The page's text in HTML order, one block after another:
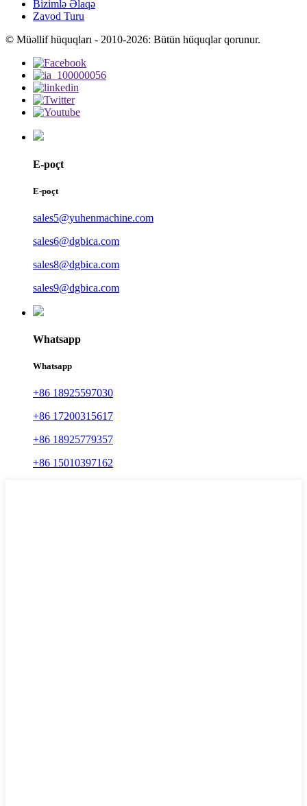
Bizimlə Əlaqə
Zavod Turu
© Müəllif hüquqları - 2010-2026: Bütün hüquqlar qorunur.
E-poçt
E-poçt
sales5@yuhenmachine.com
sales6@dgbica.com
sales8@dgbica.com
sales9@dgbica.com
Whatsapp
Whatsapp
+86 18925597030
+86 17200315617
+86 18925779357
+86 15010397162